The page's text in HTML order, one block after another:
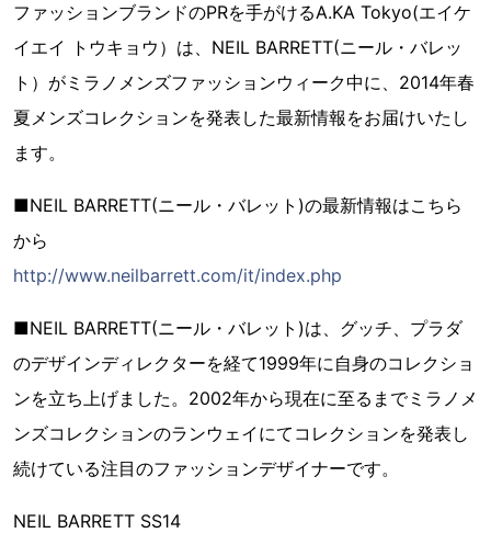
ファッションブランドのPRを手がけるA.KA Tokyo(エイケ
イエイ トウキョウ）は、NEIL BARRETT(ニール・バレッ
ト）がミラノメンズファッションウィーク中に、2014年春
夏メンズコレクションを発表した最新情報をお届けいたし
ます。
■NEIL BARRETT(ニール・バレット)の最新情報はこちら
から
http://www.neilbarrett.com/it/index.php
■NEIL BARRETT(ニール・バレット)は、グッチ、プラダ
のデザインディレクターを経て1999年に自身のコレクショ
ンを立ち上げました。2002年から現在に至るまでミラノメ
ンズコレクションのランウェイにてコレクションを発表し
続けている注目のファッションデザイナーです。
NEIL BARRETT SS14